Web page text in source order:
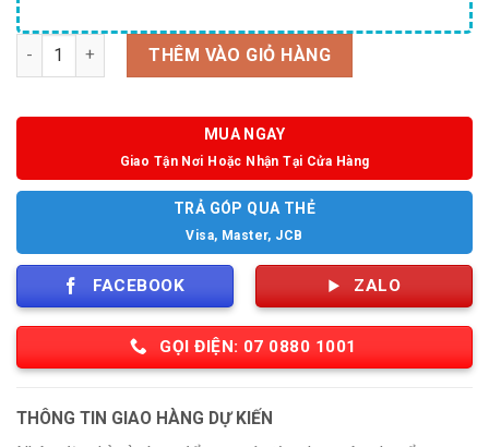
Số lượng THÊM VÀO GIỎ HÀNG
MUA NGAY
Giao Tận Nơi Hoặc Nhận Tại Cửa Hàng
TRẢ GÓP QUA THẺ
Visa, Master, JCB
FACEBOOK ZALO
GỌI ĐIỆN: 07 0880 1001
THÔNG TIN GIAO HÀNG DỰ KIẾN